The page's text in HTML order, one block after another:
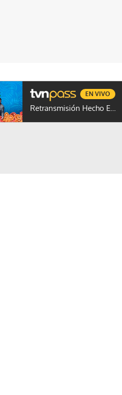
PROGRAMAS GENTE TVN
Retransmisión Hecho En Panamá
EN VIVO